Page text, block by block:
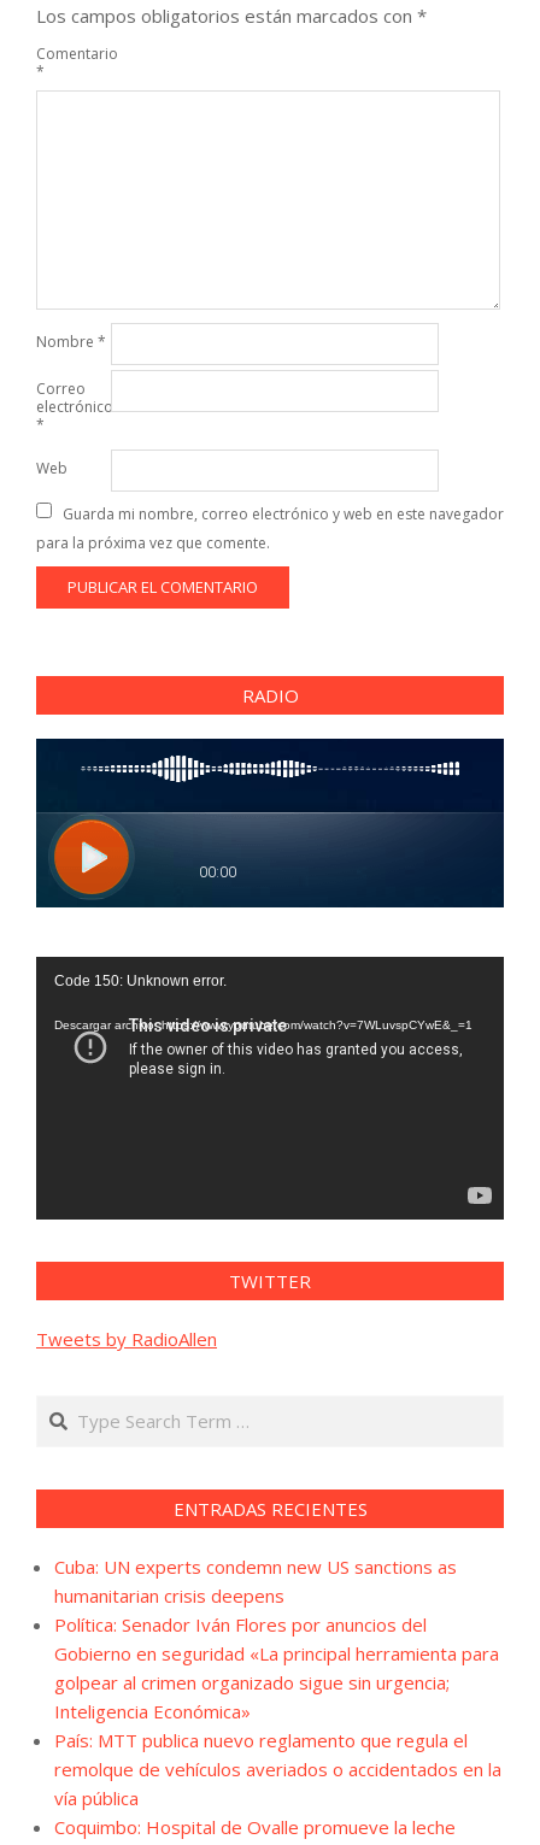
Los campos obligatorios están marcados con *
Comentario
*
Nombre *
Correo
electrónico
*
Web
Guarda mi nombre, correo electrónico y web en este navegador
para la próxima vez que comente.
RADIO
Reproductor
vídeo
Code 150: Unknown error.
Descargar archivo: https://www.youtube.com/watch?v=7WLuvspCYwE&_=1
TWITTER
Tweets by RadioAllen
Search
ENTRADAS RECIENTES
Cuba: UN experts condemn new US sanctions as
humanitarian crisis deepens
Política: Senador Iván Flores por anuncios del
Gobierno en seguridad «La principal herramienta para
golpear al crimen organizado sigue sin urgencia;
Inteligencia Económica»
País: MTT publica nuevo reglamento que regula el
remolque de vehículos averiados o accidentados en la
vía pública
Coquimbo: Hospital de Ovalle promueve la leche